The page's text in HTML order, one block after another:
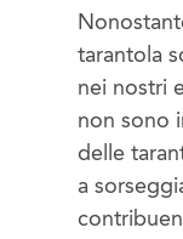
tarantola
nei nostri
non sono
delle
a